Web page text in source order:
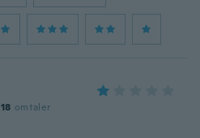
18 omtaler